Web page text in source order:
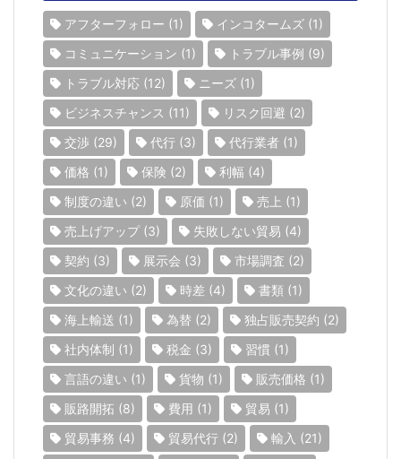
アフターフォロー (1) インコタームズ (1)
コミュニケーション (1) トラブル事例 (9)
トラブル対応 (12) ニーズ (1)
ビジネスチャンス (11) リスク回避 (2)
交渉 (29) 代行 (3) 代行業者 (1)
価格 (1) 保険 (2) 利幅 (4)
制度の違い (2) 原価 (1) 売上 (1)
売上げアップ(3) 失敗しない貿易 (4)
契約 (3) 展示会 (3) 市場調査 (2)
文化の違い (2) 時差 (4) 書類 (1)
海上輸送 (1) 為替 (2) 独占販売契約 (2)
社内体制 (1) 税金 (3) 習慣 (1)
言語の違い (1) 貨物 (1) 販売価格 (1)
販路開拓 (8) 費用 (1) 貿易 (1)
貿易事務 (4) 貿易代行 (2) 輸入 (21)